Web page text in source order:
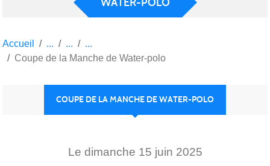
Accueil
Coupe de la Manche de Water-polo
COUPE DE LA MANCHE DE WATER-POLO
Le dimanche 15 juin 2025